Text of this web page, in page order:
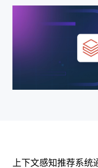
上下文感知推荐系统